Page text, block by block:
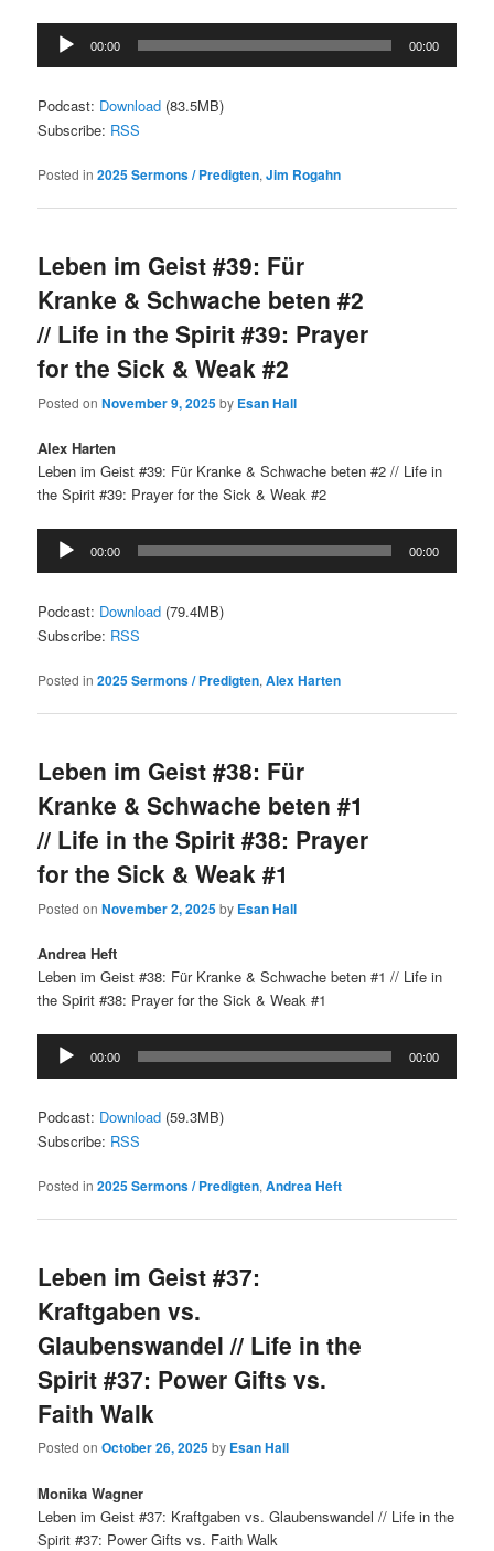
Audio
Player
00:00 00:00
Podcast: Download (83.5MB)
Subscribe: RSS
Posted in 2025 Sermons / Predigten,Jim Rogahn
Leben im Geist #39: Für
Kranke & Schwache beten #2
// Life in the Spirit #39: Prayer
for the Sick & Weak #2
Posted onNovember 9, 2025by Esan Hall
Alex Harten
Leben im Geist #39: Für Kranke & Schwache beten #2 // Life in
the Spirit #39: Prayer for the Sick & Weak #2
Audio
Player
00:00 00:00
Podcast: Download (79.4MB)
Subscribe: RSS
Posted in 2025 Sermons / Predigten,Alex Harten
Leben im Geist #38: Für
Kranke & Schwache beten #1
// Life in the Spirit #38: Prayer
for the Sick & Weak #1
Posted onNovember 2, 2025by Esan Hall
Andrea Heft
Leben im Geist #38: Für Kranke & Schwache beten #1 // Life in
the Spirit #38: Prayer for the Sick & Weak #1
Audio
Player
00:00 00:00
Podcast: Download (59.3MB)
Subscribe: RSS
Posted in 2025 Sermons / Predigten,Andrea Heft
Leben im Geist #37:
Kraftgaben vs.
Glaubenswandel // Life in the
Spirit #37: Power Gifts vs.
Faith Walk
Posted onOctober 26, 2025by Esan Hall
Monika Wagner
Leben im Geist #37: Kraftgaben vs. Glaubenswandel // Life in the
Spirit #37: Power Gifts vs. Faith Walk